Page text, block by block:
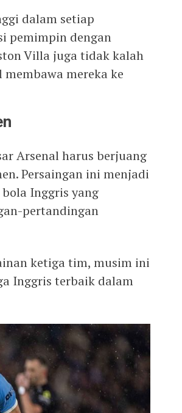
dalam setiap
pemimpin dengan
Villa juga tidak kalah
mereka ke
Arsenal harus berjuang
Persaingan ini menjadi
Inggris yang
pertandingan
ketiga tim, musim ini
Inggris terbaik dalam